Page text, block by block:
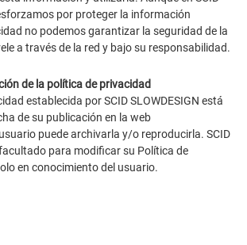
por proteger la información
no podemos garantizar la seguridad de la
a través de la red y bajo su responsabilidad.
de la política de privacidad
establecida por SCID SLOWDESIGN está
de su publicación en la web
puede archivarla y/o reproducirla. SCID
para modificar su Política de
en conocimiento del usuario.